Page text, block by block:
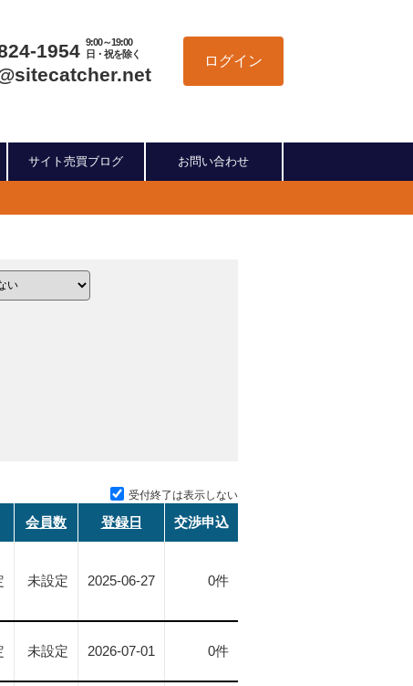
1954 9:00～19:00
日・祝を除く
ログイン
サイト売買ブログ お問い合わせ
受付終了は表示しない
会員数 登録日 交渉申込
未設定 2025-06-27 0件
未設定 2026-07-01 0件